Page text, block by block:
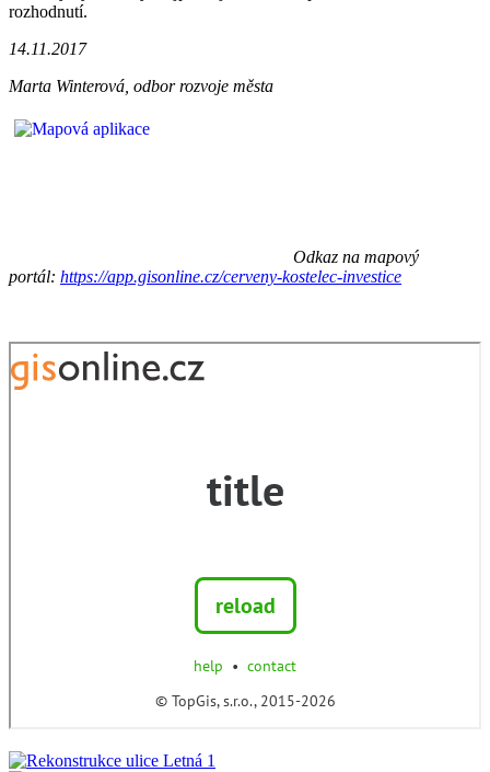
rozhodnutí.
14.11.2017
Marta Winterová, odbor rozvoje města
Odkaz na mapový
portál: https://app.gisonline.cz/cerveny-kostelec-investice